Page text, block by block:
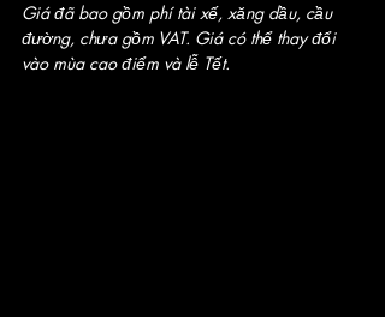
Giá đã bao gồm phí tài xế, xăng dầu, cầu
đường, chưa gồm VAT. Giá có thể thay đổi
vào mùa cao điểm và lễ Tết.